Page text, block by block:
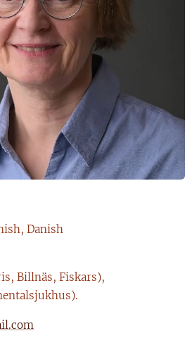
Danish
Billnäs, Fiskars),